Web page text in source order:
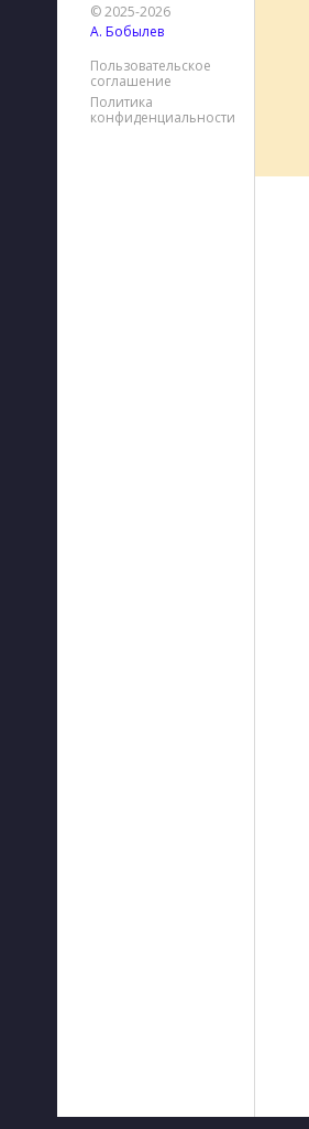
© 2025-2026
А. Бобылев
Пользовательское
соглашение
Политика
конфиденциальности